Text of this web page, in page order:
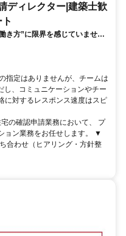
ディレクター|建築士歓
き方”に限界を感じていません
あなたは“プロジェクトを動
指定はありませんが、チームは
し、コミュニケーションやチー
に対するレスポンス速度はスピ
の確認申請業務において、 プ
ョン業務をお任せします。 ▼
合わせ（ヒアリング・方針整